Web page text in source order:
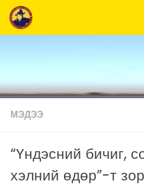
Skip to content
МЭДЭЭ
“Үндэсний бичиг,
хэлний өдөр”-т